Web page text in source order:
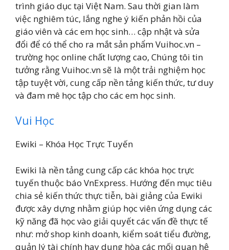
trình giáo dục tại Việt Nam. Sau thời gian làm
việc nghiêm túc, lắng nghe ý kiến phản hồi của
giáo viên và các em học sinh… cập nhật và sửa
đổi để có thể cho ra mắt sản phẩm Vuihoc.vn –
trường học online chất lượng cao, Chúng tôi tin
tưởng rằng Vuihoc.vn sẽ là một trải nghiệm học
tập tuyệt vời, cung cấp nền tảng kiến thức, tư duy
và đam mê học tập cho các em học sinh.
Vui Học
Ewiki – Khóa Học Trực Tuyến
Ewiki là nền tảng cung cấp các khóa học trực
tuyến thuộc báo VnExpress. Hướng đến mục tiêu
chia sẻ kiến thức thực tiễn, bài giảng của Ewiki
được xây dựng nhằm giúp học viên ứng dụng các
kỹ năng đã học vào giải quyết các vấn đề thực tế
như: mở shop kinh doanh, kiểm soát tiểu đường,
quản lý tài chính hay dung hòa các mối quan hệ